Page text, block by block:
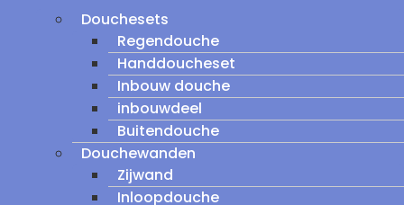
Douchesets
Regendouche
Handdoucheset
Inbouw douche
inbouwdeel
Buitendouche
Douchewanden
Zijwand
Inloopdouche